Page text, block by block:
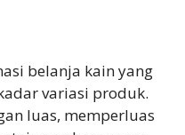
belanja kain yang
variasi produk.
luas, memperluas